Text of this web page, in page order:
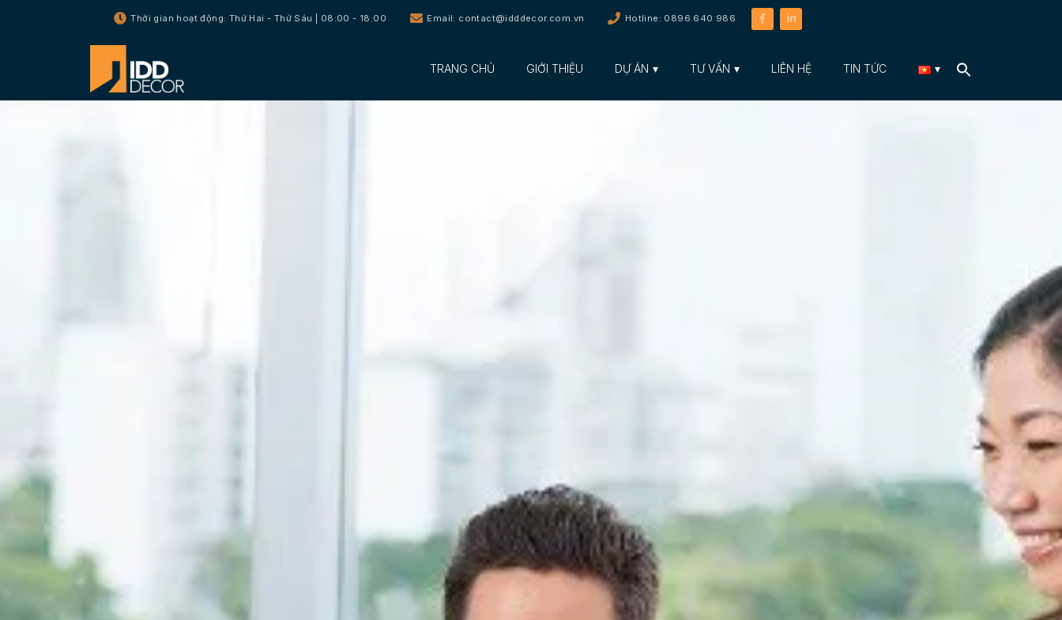
Thời gian hoạt động: Thứ Hai - Thứ Sáu | 08:00 - 18:00 Email: contact@idddecor.com.vn Hotline: 0896 640 986
TRANG CHỦ GIỚI THIỆU DỰ ÁN TƯ VẤN LIÊN HỆ TIN TỨC